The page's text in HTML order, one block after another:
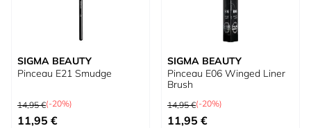
SIGMA BEAUTY
Pinceau E21 Smudge
Prix normal
14,95 €(-20%)
Prix spécial
11,95 €
SIGMA BEAUTY
Pinceau E06 Winged Liner
Brush
Prix normal
14,95 €(-20%)
Prix spécial
11,95 €